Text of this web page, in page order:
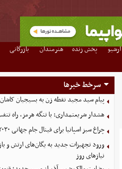
آرشیو پخش زنده هنرمندان
بازرگانی
سرخط خبرها
پیام سید مجید نقطه زن به بسیجیان کاشان
هشدار شریعتمداری: با تنگه هرمز، راه
چراغ سبز اسپانیا برای فینال جام جهانی ۲۰۳۰
ورود تجهیزات جدید به یگان‌های ارتش و
نیازهای روز